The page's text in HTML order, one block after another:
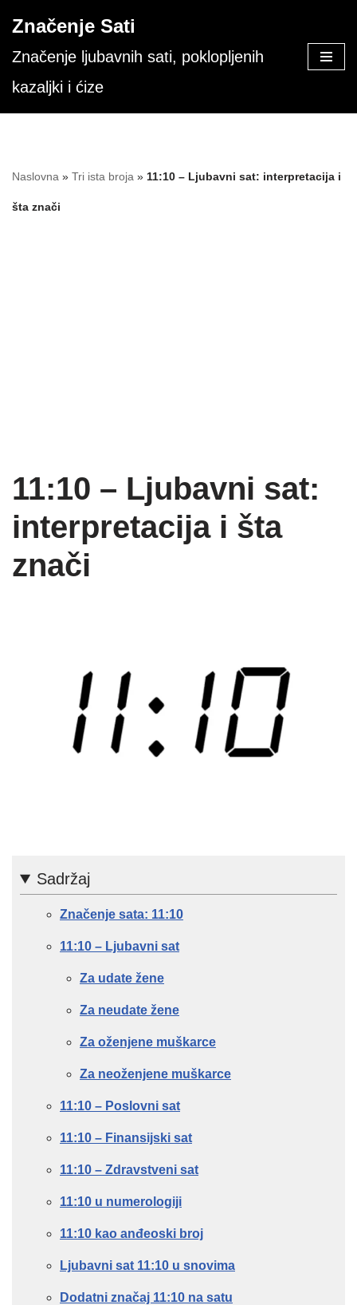
Skoči
na
sadržaj
Značenje Sati
Značenje ljubavnih sati, poklopljenih
kazaljki i ćize
Naslovna » Tri ista broja » 11:10 – Ljubavni sat: interpretacija i
šta znači
11:10 – Ljubavni sat:
interpretacija i šta
znači
Sadržaj
Značenje sata: 11:10
11:10 – Ljubavni sat
Za udate žene
Za neudate žene
Za oženjene muškarce
Za neoženjene muškarce
11:10 – Poslovni sat
11:10 – Finansijski sat
11:10 – Zdravstveni sat
11:10 u numerologiji
11:10 kao anđeoski broj
Ljubavni sat 11:10 u snovima
Dodatni značaj 11:10 na satu